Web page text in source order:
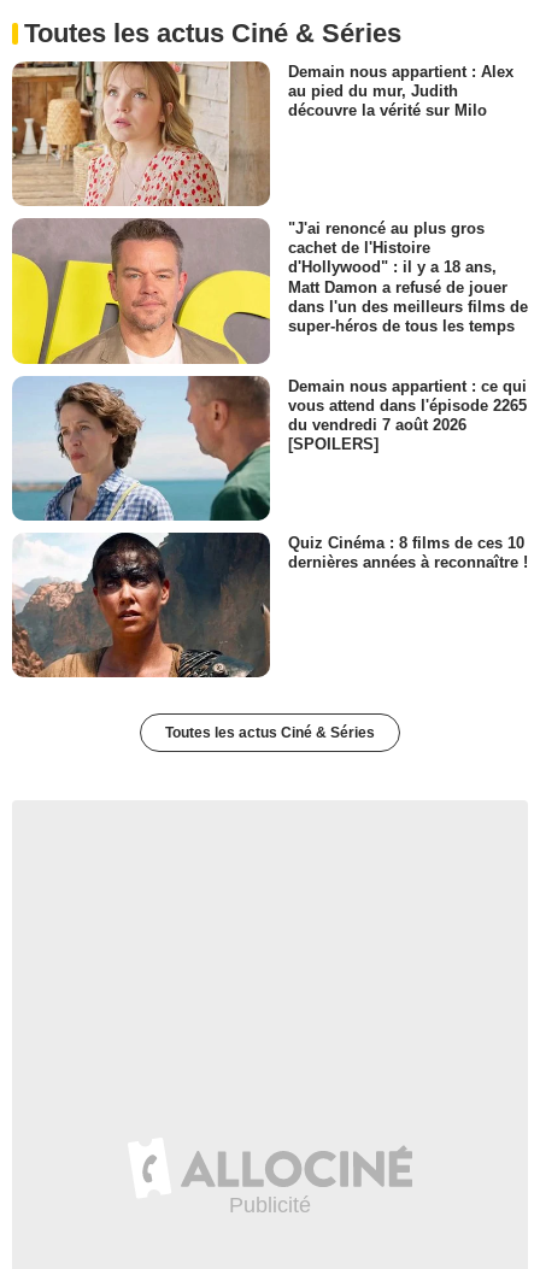
Toutes les actus Ciné & Séries
Demain nous appartient : Alex
au pied du mur, Judith
découvre la vérité sur Milo
"J'ai renoncé au plus gros
cachet de l'Histoire
d'Hollywood" : il y a 18 ans,
Matt Damon a refusé de jouer
dans l'un des meilleurs films de
super-héros de tous les temps
Demain nous appartient : ce qui
vous attend dans l'épisode 2265
du vendredi 7 août 2026
[SPOILERS]
Quiz Cinéma : 8 films de ces 10
dernières années à reconnaître !
Toutes les actus Ciné & Séries